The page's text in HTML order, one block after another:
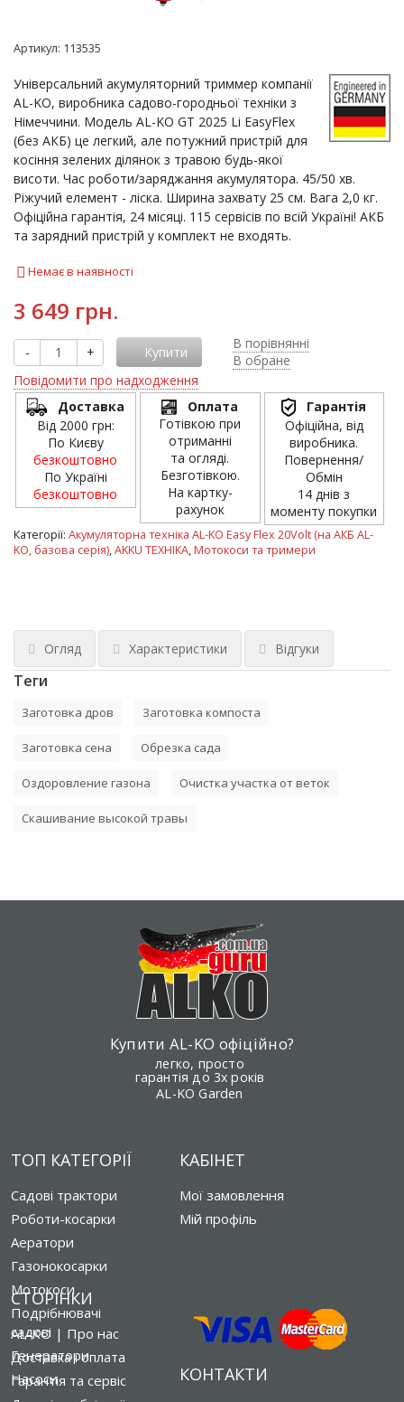
Артикул: 113535
Універсальний акумуляторний триммер компанії
AL-KO, виробника садово-городньої техніки з
Німеччини. Модель AL-KO GT 2025 Li EasyFlex
(без АКБ) це легкий, але потужний пристрій для
косіння зелених ділянок з травою будь-якої
висоти. Час роботи/заряджання акумулятора. 45/50 хв.
Ріжучий елемент - ліска. Ширина захвату 25 см. Вага 2,0 кг.
Офіційна гарантія, 24 місяці. 115 сервісів по всій Україні! АКБ
та зарядний пристрій у комплект не входять.
Немає в наявності
3 649 грн.
- +
Купити
Повідомити про надходження
В порівнянні
В обране
Доставка
Від 2000 грн:
По Києву
безкоштовно
По Україні
безкоштовно
Оплата
Готівкою при
отриманні
та огляді.
Безготівкою.
На картку-
рахунок
Гарантія
Офіційна, від
виробника.
Повернення/
Обмін
14 днів з
моменту покупки
Категорії: Акумуляторна техніка AL-KO Easy Flex 20Volt (на АКБ AL-
KO, базова серія),AKKU ТЕХНІКА,Мотокоси та тримери
Огляд Характеристики Відгуки
Теги
Заготовка дров Заготовка компоста
Заготовка сена Обрезка сада
Оздоровление газона Очистка участка от веток
Скашивание высокой травы
Купити AL-KO офіційно?
легко, просто
гарантія до 3х років
AL-KO Garden
ТОП КАТЕГОРІЇ
Садові трактори
Роботи-косарки
Аератори
Газонокосарки
Мотокоси
Подрібнювачі
садові
Генератори
Насоси
СТОРІНКИ
AL-KO | Про нас
Доставка і оплата
Гарантія та сервіс
КАБІНЕТ
Мої замовлення
Мій профіль
КОНТАКТИ